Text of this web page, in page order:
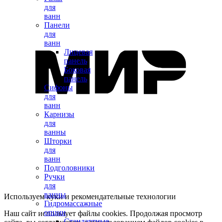
для
ванн
Панели
для
ванн
Лицевая
панель
Боковая
панель
Сифоны
для
ванн
Карнизы
для
ванны
Шторки
для
ванн
Подголовники
Ручки
для
ванны
Гидромассажные
опции
Используем куки и рекомендательные технологии
Наш сайт использует файлы cookies. Продолжая просмотр